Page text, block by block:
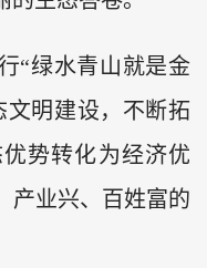
“绿水青山就是金
文明建设，不断拓
势转化为经济优
产业兴、百姓富的